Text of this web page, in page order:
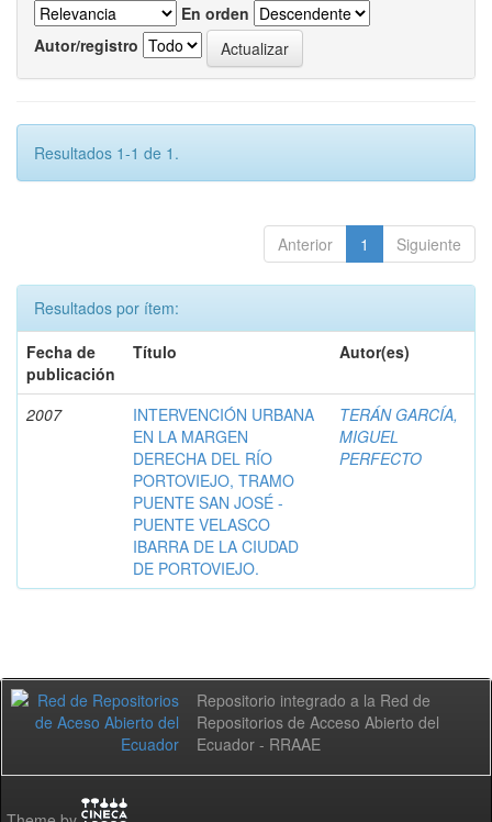
En orden
Autor/registro
Resultados 1-1 de 1.
Anterior 1 Siguiente
Resultados por ítem:
Fecha de
publicación
Título Autor(es)
2007
INTERVENCIÓN URBANA
EN LA MARGEN
DERECHA DEL RÍO
PORTOVIEJO, TRAMO
PUENTE SAN JOSÉ -
PUENTE VELASCO
IBARRA DE LA CIUDAD
DE PORTOVIEJO.
TERÁN GARCÍA,
MIGUEL
PERFECTO
Repositorio integrado a la Red de
Repositorios de Acceso Abierto del
Ecuador - RRAAE